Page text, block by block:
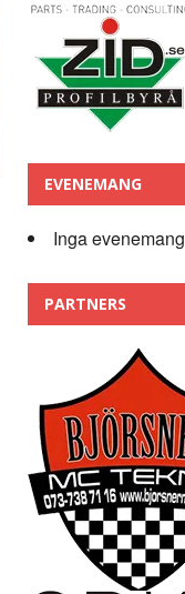
EVENEMANG
Inga evenemang
PARTNERS